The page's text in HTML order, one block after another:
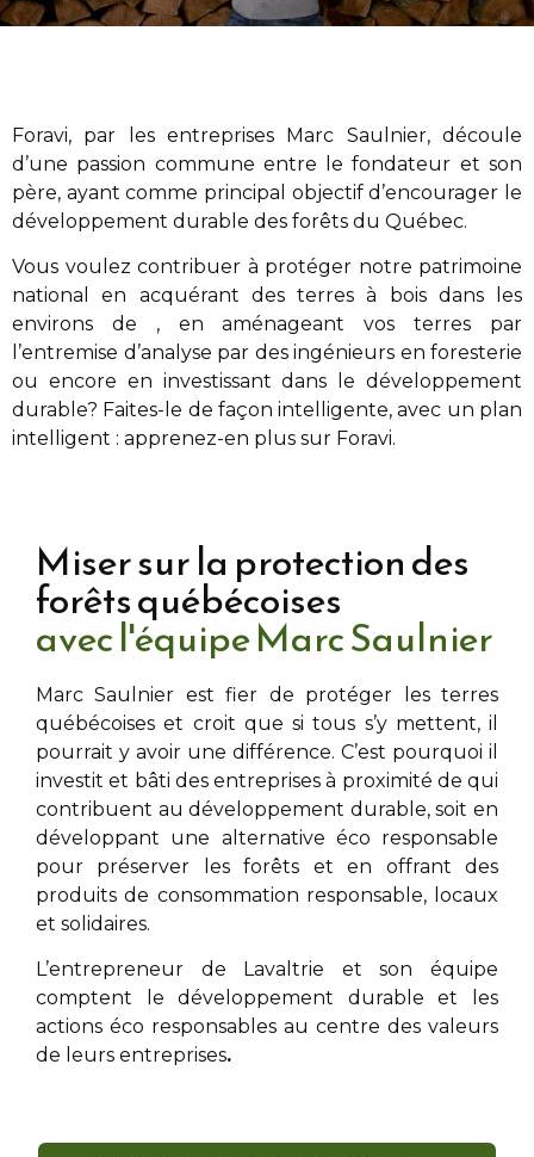
Foravi, par les entreprises Marc Saulnier, découle
d’une passion commune entre le fondateur et son
père, ayant comme principal objectif d’encourager le
développement durable des forêts du Québec.
Vous voulez contribuer à protéger notre patrimoine
national en acquérant des terres à bois dans les
environs de , en aménageant vos terres par
l’entremise d’analyse par des ingénieurs en foresterie
ou encore en investissant dans le développement
durable? Faites-le de façon intelligente, avec un plan
intelligent : apprenez-en plus sur Foravi.
Miser sur la protection des
forêts québécoises
avec l'équipe Marc Saulnier
Marc Saulnier est fier de protéger les terres
québécoises et croit que si tous s’y mettent, il
pourrait y avoir une différence. C’est pourquoi il
investit et bâti des entreprises à proximité de qui
contribuent au développement durable, soit en
développant une alternative éco responsable
pour préserver les forêts et en offrant des
produits de consommation responsable, locaux
et solidaires.
L’entrepreneur de Lavaltrie et son équipe
comptent le développement durable et les
actions éco responsables au centre des valeurs
de leurs entreprises.